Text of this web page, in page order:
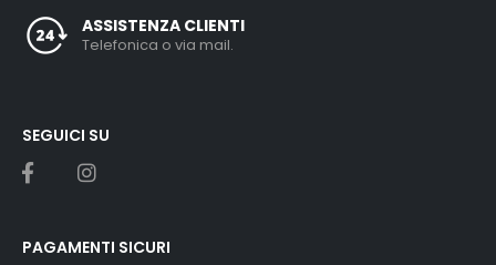
ASSISTENZA CLIENTI
Telefonica o via mail.
SEGUICI SU
PAGAMENTI SICURI